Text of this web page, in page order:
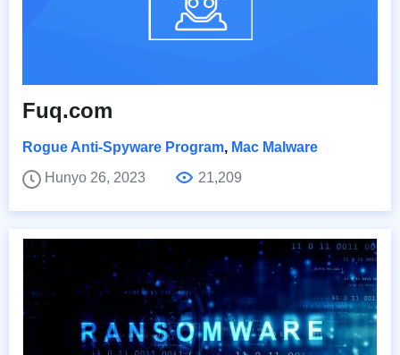
Fuq.com
Rogue Anti-Spyware Program, Mac Malware
Hunyo 26, 2023
21,209